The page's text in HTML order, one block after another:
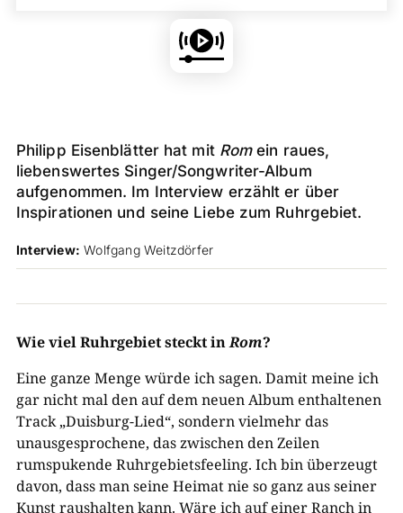
Philipp Eisenblätter hat mit Romein raues,
liebenswertes Singer/Songwriter-Album
aufgenommen. Im Interview erzählt er über
Inspirationen und seine Liebe zum Ruhrgebiet.
Interview: Wolfgang Weitzdörfer
Wie viel Ruhrgebiet steckt inRom?
Eine ganze Menge würde ich sagen. Damit meine ich
gar nicht mal den auf dem neuen Album enthaltenen
Track „Duisburg-Lied“, sondern vielmehr das
unausgesprochene, das zwischen den Zeilen
rumspukende Ruhrgebietsfeeling. Ich bin überzeugt
davon, dass man seine Heimat nie so ganz aus seiner
Kunst raushalten kann. Wäre ich auf einer Ranch in